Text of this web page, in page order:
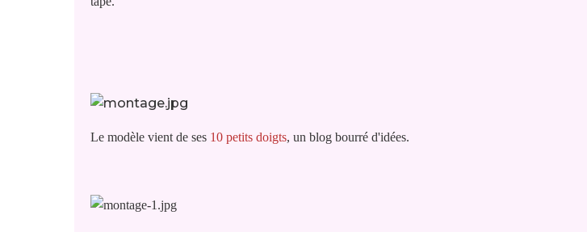
Le modèle vient de ses 10 petits doigts, un blog bourré d'idées.